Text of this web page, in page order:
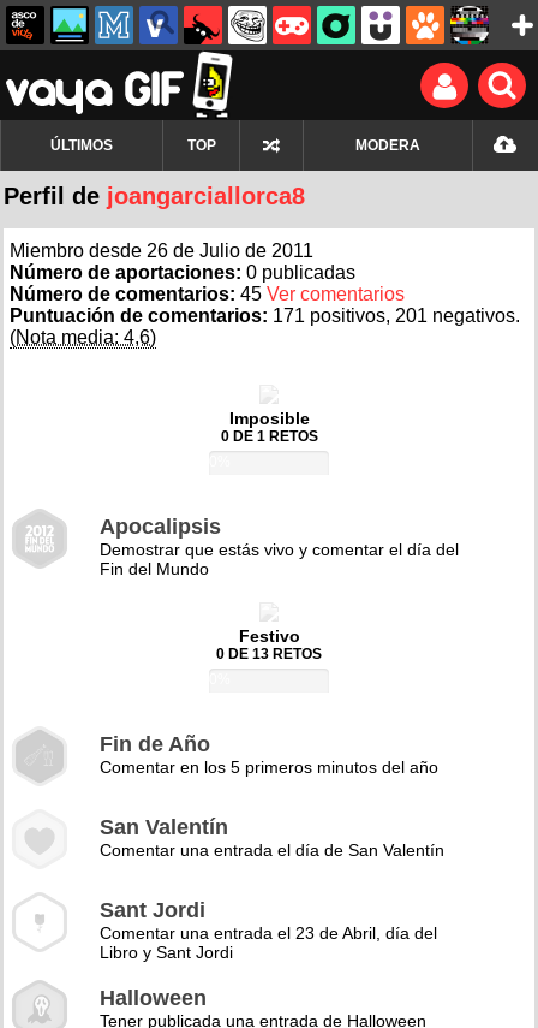
ÚLTIMOS TOP MODERA
Perfil de joangarciallorca8
Miembro desde 26 de Julio de 2011
Número de aportaciones: 0 publicadas
Número de comentarios: 45 Ver comentarios
Puntuación de comentarios: 171 positivos, 201 negativos.
(Nota media: 4,6)
Imposible
0 DE 1 RETOS
Apocalipsis
Demostrar que estás vivo y comentar el día del
Fin del Mundo
Festivo
0 DE 13 RETOS
Fin de Año
Comentar en los 5 primeros minutos del año
San Valentín
Comentar una entrada el día de San Valentín
Sant Jordi
Comentar una entrada el 23 de Abril, día del
Libro y Sant Jordi
Halloween
Tener publicada una entrada de Halloween